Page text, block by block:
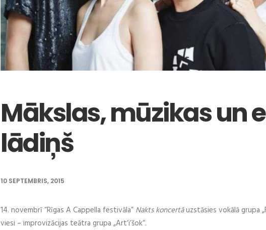
Mākslas, mūzikas un
lādiņš
10 SEPTEMBRIS, 2015
14. novembrī “Rīgas A Cappella festivāla” Nakts koncertāuzstāsies vokālā grupa
viesi – improvizācijas teātra grupa „Art’i’šok“.